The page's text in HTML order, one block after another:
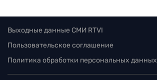
Выходные данные СМИ RTVI
Пользовательское соглашение
Политика обработки персональных данных